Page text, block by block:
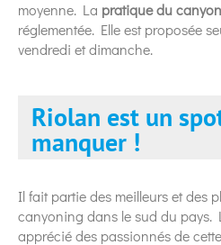
moyenne. La pratique du
réglementée. Elle est proposée
vendredi et dimanche.
Riolan est un
manquer !
Il fait partie des meilleurs et des
canyoning dans le sud du pays.
apprécié des passionnés de